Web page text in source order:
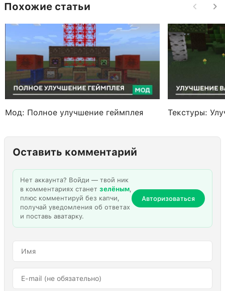
Похожие статьи
Мод: Полное улучшение геймплея Текстуры:
Оставить комментарий
Нет аккаунта? Войди — твой ник
в комментариях станет зелёным,
плюс комментируй без капчи,
получай уведомления об ответах
и поставь аватарку.
Авторизоваться